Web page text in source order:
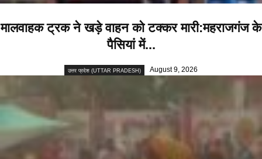
मालवाहक ट्रक ने खड़े वाहन को टक्कर मारी:महराजगंज के
पैसियां में...
उत्तर प्रदेश (UTTAR PRADESH) August 9, 2026